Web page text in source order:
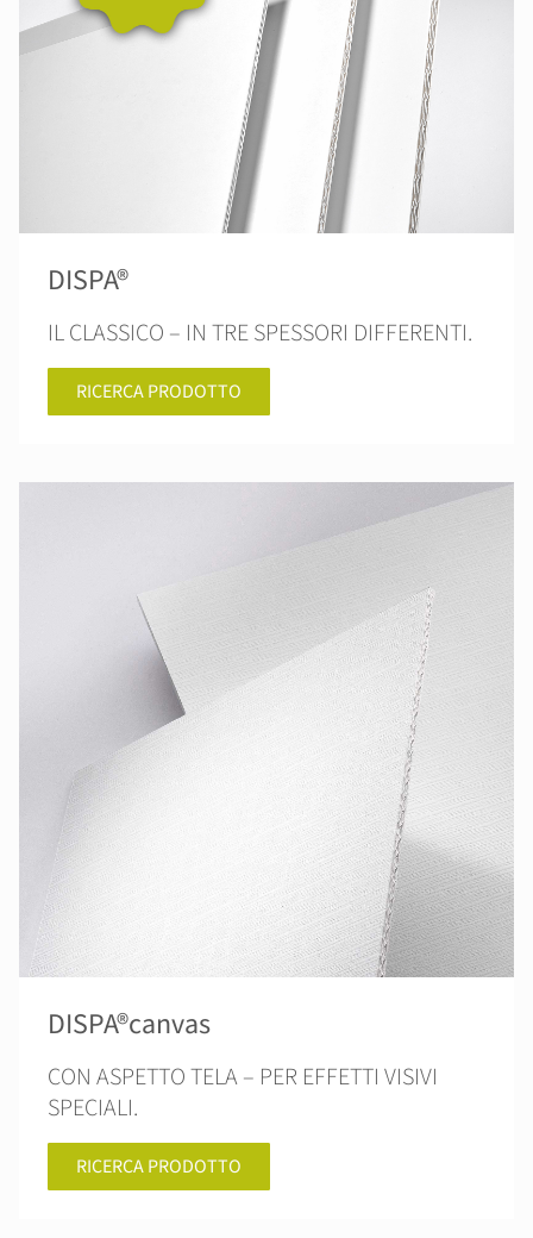
DISPA®
IL CLASSICO – IN TRE SPESSORI DIFFERENTI.
RICERCA PRODOTTO
DISPA®canvas
CON ASPETTO TELA – PER EFFETTI VISIVI
SPECIALI.
RICERCA PRODOTTO